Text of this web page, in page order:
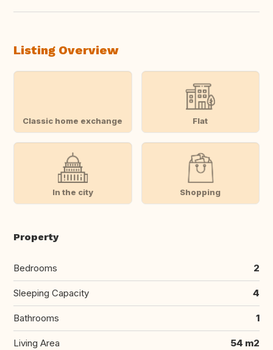
Listing Overview
Classic home exchange Flat
In the city Shopping
Property
Bedrooms 2
Sleeping Capacity 4
Bathrooms 1
Living Area 54 m2